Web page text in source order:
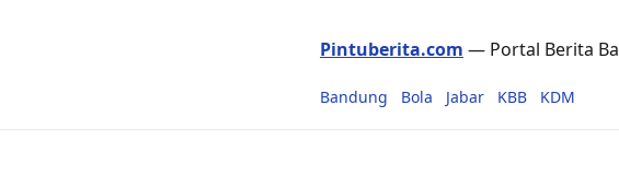
Pintuberita.com — Portal Berita
Bandung Bola Jabar KBB KDM